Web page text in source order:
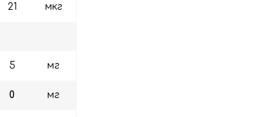
21 мкг
5 мг
0 мг